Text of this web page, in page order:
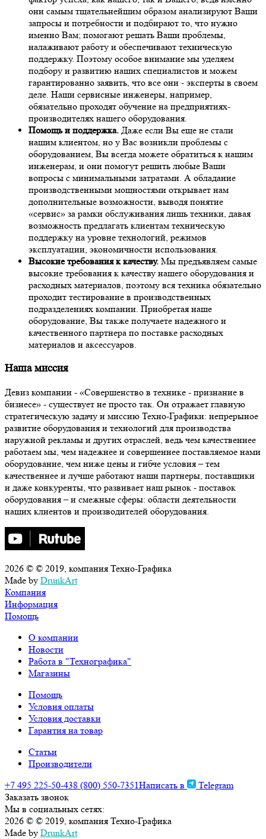
они самым тщательнейшим образом анализируют Ваши
запросы и потребности и подбирают то, что нужно
именно Вам; помогают решать Ваши проблемы,
налаживают работу и обеспечивают техническую
поддержку. Поэтому особое внимание мы уделяем
подбору и развитию наших специалистов и можем
гарантированно заявить, что все они - эксперты в своем
деле. Наши сервисные инженеры, например,
обязательно проходят обучение на предприятиях-
производителях нашего оборудования.
Помощь и поддержка. Даже если Вы еще не стали
нашим клиентом, но у Вас возникли проблемы с
оборудованием, Вы всегда можете обратиться к нашим
инженерам, и они помогут решить любые Ваши
вопросы с минимальными затратами. А обладание
производственными мощностями открывает нам
дополнительные возможности, выводя понятие
«сервис» за рамки обслуживания лишь техники, давая
возможность предлагать клиентам техническую
поддержку на уровне технологий, режимов
эксплуатации, экономичности использования.
Высокие требования к качеству. Мы предъявляем самые
высокие требования к качеству нашего оборудования и
расходных материалов, поэтому вся техника обязательно
проходит тестирование в производственных
подразделениях компании. Приобретая наше
оборудование, Вы также получаете надежного и
качественного партнера по поставке расходных
материалов и аксессуаров.
Наша миссия
Девиз компании - «Совершенство в технике - признание в
бизнесе» - существует не просто так. Он отражает главную
стратегическую задачу и миссию Техно-Графики: непрерыное
развитие оборудования и технологий для производства
наружной рекламы и других отраслей, ведь чем качественнее
работаем мы, чем надежнее и совершеннее поставляемое нами
оборудование, чем ниже цены и гибче условия – тем
качественнее и лучше работают наши партнеры, поставщики
и даже конкуренты, что развивает наш рынок - поставок
оборудования – и смежные сферы: области деятельности
наших клиентов и производителей оборудования.
2026 © © 2019, компания Техно-Графика
Made by DrunkArt
Компания
Информация
Помощь
О компании
Новости
Работа в "Технографика"
Магазины
Помощь
Условия оплаты
Условия доставки
Гарантия на товар
Статьи
Производители
+7 495 225-50-438 (800) 550-7351Написать в
Telegram
Заказать звонок
Мы в социальных сетях:
2026 © © 2019, компания Техно-Графика
Made by DrunkArt